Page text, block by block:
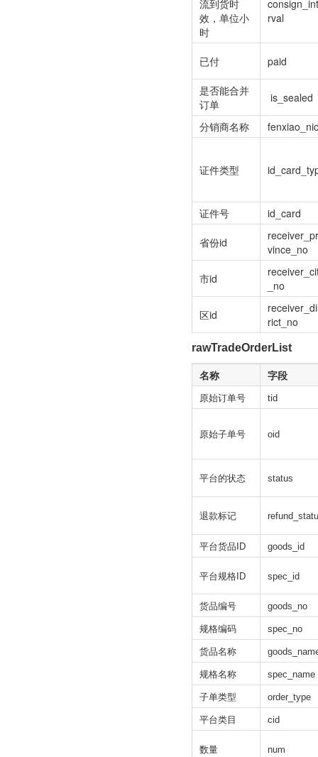
流到货时
效，单位小
时
rval
已付 paid
是否能合并
订单
is_sealed
分销商名称
证件类型
证件号 id_card
省份id
vince_no
市id
_no
区id
rict_no
rawTradeOrderList
名称 字段
原始订单号 tid
原始子单号 oid
平台的状态 status
退款标记
平台货品ID goods_id
平台规格ID spec_id
货品编号 goods_no
规格编码 spec_no
货品名称
规格名称 spec_name
子单类型 order_type
平台类目 cid
数量 num